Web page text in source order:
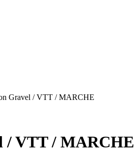
Gravel / VTT / MARCHE
/ VTT / MARCHE